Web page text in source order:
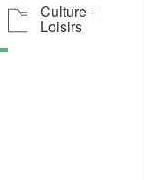
Culture -
Loisirs